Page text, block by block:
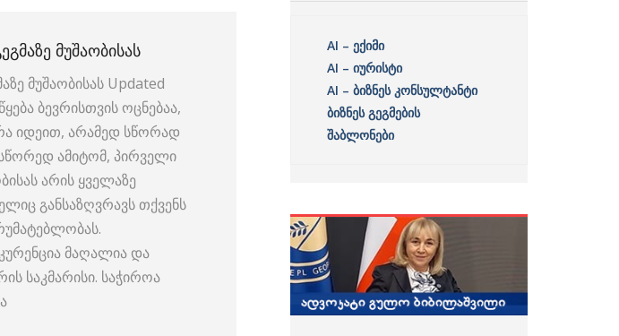
ᲛᲣᲨᲐᲝᲑᲘᲡᲐᲡ
მუშაობისას Updated
ბევრისთვის ოცნებაა,
იდეით, არამედ სწორად
ამიტომ, პირველი
არის ყველაზე
განსაზღვრავს თქვენს
მაღალია და
საკმარისი. საჭიროა
AI – ექიმი
AI – იურისტი
AI – ბიზნეს კონსულტანტი
ბიზნეს გეგმების
შაბლონები